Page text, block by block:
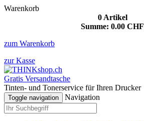
Warenkorb
0Artikel
Summe: 0.00 CHF
zum Warenkorb
zur Kasse
Gratis Versandtasche
Tinten- und Tonerservice für Ihren Drucker
Toggle navigation Navigation